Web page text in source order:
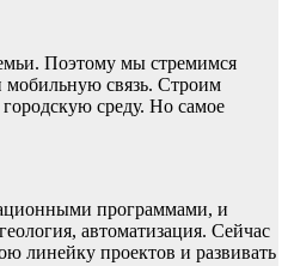
Поэтому мы стремимся
мобильную связь. Строим
среду. Но самое
программами, и
автоматизация. Сейчас
линейку проектов и развивать